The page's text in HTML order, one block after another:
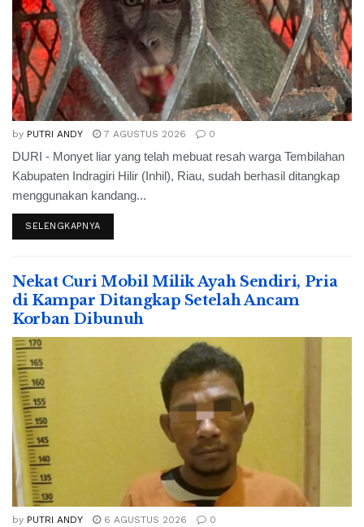
by PUTRI ANDY 7 AGUSTUS 2026 0
DURI - Monyet liar yang telah mebuat resah warga Tembilahan
Kabupaten Indragiri Hilir (Inhil), Riau, sudah berhasil ditangkap
menggunakan kandang...
SELENGKAPNYA
Nekat Curi Mobil Milik Ayah Sendiri, Pria
di Kampar Ditangkap Setelah Ancam
Korban Dibunuh
by PUTRI ANDY 6 AGUSTUS 2026 0